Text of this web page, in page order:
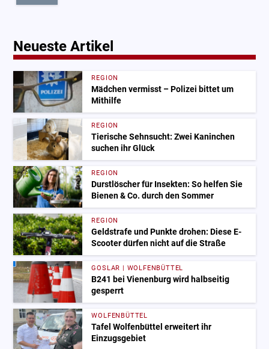
Neueste Artikel
REGION
Mädchen vermisst – Polizei bittet um
Mithilfe
REGION
Tierische Sehnsucht: Zwei Kaninchen
suchen ihr Glück
REGION
Durstlöscher für Insekten: So helfen Sie
Bienen & Co. durch den Sommer
REGION
Geldstrafe und Punkte drohen: Diese E-
Scooter dürfen nicht auf die Straße
GOSLAR | WOLFENBÜTTEL
B241 bei Vienenburg wird halbseitig
gesperrt
WOLFENBÜTTEL
Tafel Wolfenbüttel erweitert ihr
Einzugsgebiet